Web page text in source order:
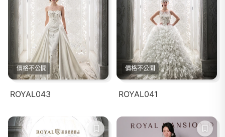
價格不公開
ROYAL043
價格不公開
ROYAL041